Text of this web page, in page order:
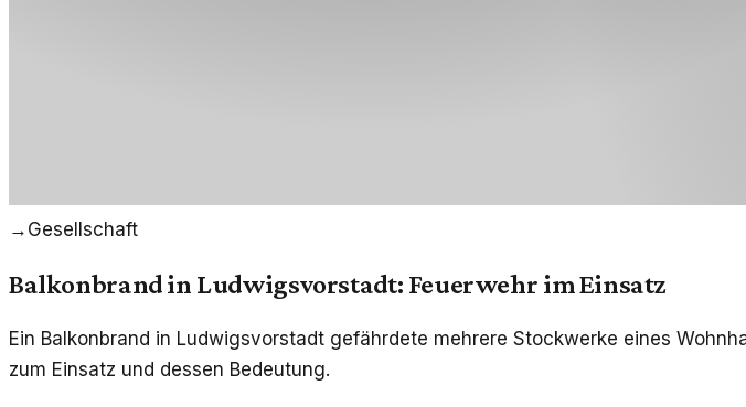
→ Gesellschaft
Balkonbrand in Ludwigsvorstadt: Feuerwehr im Einsatz
Ein Balkonbrand in Ludwigsvorstadt gefährdete mehrere Stockwerke eines
zum Einsatz und dessen Bedeutung.